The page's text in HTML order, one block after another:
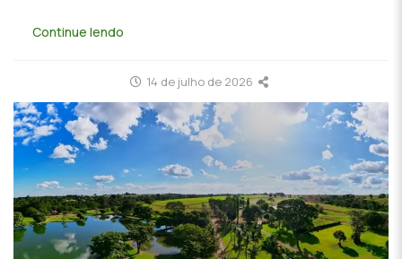
Continue lendo
14 de julho de 2026